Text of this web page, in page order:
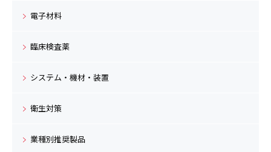
電子材料
臨床検査薬
システム・機材・装置
衛生対策
業種別推奨製品